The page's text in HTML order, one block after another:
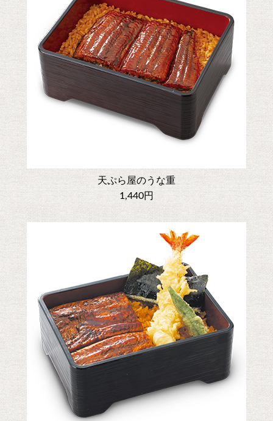
天ぷら屋のうな重
1,440円